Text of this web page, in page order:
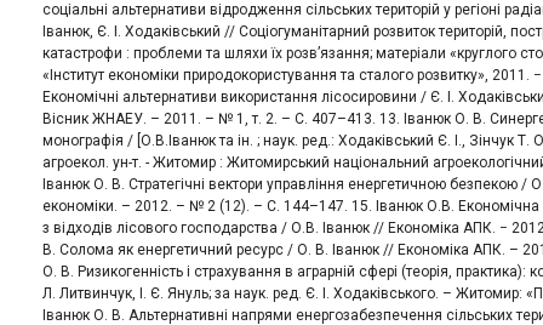
соціальні альтернативи відродження сільських територій у регіоні
Іванюк, Є. І. Ходаківський // Соціогуманітарний розвиток територій,
катастрофи : проблеми та шляхи їх розв’язання; матеріали «круглого
«Інститут економіки природокористування та сталого розвитку»,
Економічні альтернативи використання лісосировини / Є. І.
Вісник ЖНАЕУ. – 2011. – № 1, т. 2. – С. 407–413. 13. Іванюк О. В.
монографія / [О.В.Іванюк та ін. ; наук. ред.: Ходаківський Є. І., Зінчук Т.
агроекол. ун-т. - Житомир : Житомирський національний
Іванюк О. В. Стратегічні вектори управління енергетичною безпекою /
економіки. – 2012. – № 2 (12). – С. 144–147. 15. Іванюк О.В. Економічна
з відходів лісового господарства / О.В. Іванюк // Економіка АПК. −
В. Солома як енергетичний ресурс / О. В. Іванюк // Економіка АПК. –
О. В. Ризикогенність і страхування в аграрній сфері (теорія, практика):
Л. Литвинчук, І. Є. Януль; за наук. ред. Є. І. Ходаківського. – Житомир:
Іванюк О. В. Альтернативні напрями енергозабезпечення сільських